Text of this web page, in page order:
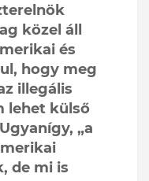
közel áll
és
hogy meg
illegális
lehet külső
„a
de mi is